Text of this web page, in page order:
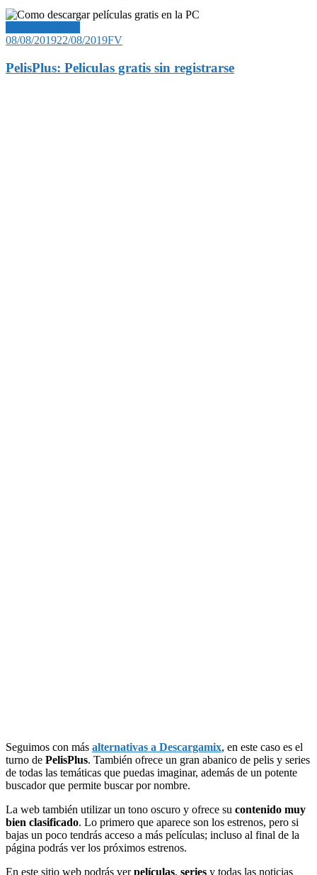
08/08/201922/08/2019FV
PelisPlus: Peliculas gratis sin registrarse
Seguimos con más alternativas a Descargamix, en este caso es el
turno de PelisPlus. También ofrece un gran abanico de pelis y series
de todas las temáticas que puedas imaginar, además de un potente
buscador que permite buscar por nombre.
La web también utilizar un tono oscuro y ofrece su contenido muy
bien clasificado. Lo primero que aparece son los estrenos, pero si
bajas un poco tendrás acceso a más películas; incluso al final de la
página podrás ver los próximos estrenos.
En este sitio web podrás verpelículas, series y todas las noticias